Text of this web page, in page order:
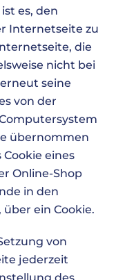
es, den
Internetseite zu
die
nicht bei
seine
von der
übernommen
eines
Online-Shop
in den
ein Cookie.
von
jederzeit